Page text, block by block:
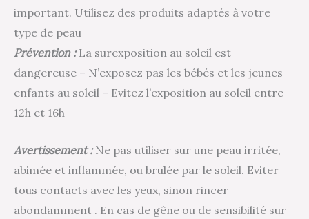
important. Utilisez des produits adaptés à votre
type de peau
Prévention :La surexposition au soleil est
dangereuse – N’exposez pas les bébés et les jeunes
enfants au soleil – Evitez l’exposition au soleil entre
12h et 16h
Avertissement :Ne pas utiliser sur une peau irritée,
abimée et inflammée, ou brulée par le soleil. Eviter
tous contacts avec les yeux, sinon rincer
abondamment . En cas de gêne ou de sensibilité sur